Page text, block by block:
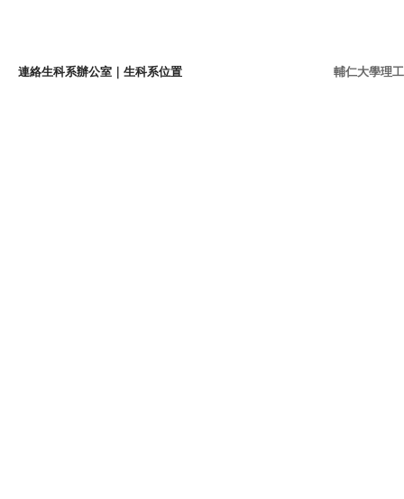
連絡生科系辦公室 生科系位置 輔仁大學理